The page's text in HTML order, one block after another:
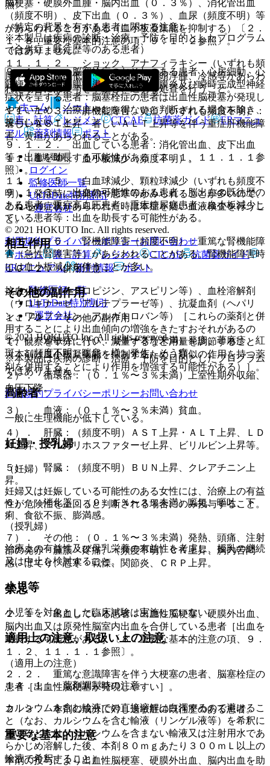
照〕。
（特定の背景を有する患者に関する注意）
（合併症・既往歴等のある患者）
９．１．１． 脳塞栓症のおそれのある患者：心房細動、心
筋梗塞、心臓弁膜疾患、感染性心内膜炎及び瞬時完成型神経
症状を呈する患者：脳塞栓症の患者は出血性脳梗塞が発現し
やすいため、治療上やむを得ないと判断される場合を除き、
投与しないこと。
９．１．２． 出血している患者：消化管出血、皮下出血
等：出血を助長する可能性がある〔２．１、１１．１．１参
照〕。
９．１．３． 出血の可能性のある患者：脳出血の既往歴の
ある患者、重症高血圧患者、重症糖尿病患者、血小板減少し
ている患者等：出血を助長する可能性がある。
相互作用
１０．２． 併用注意：
抗血小板剤（チクロピジン、アスピリン等）、血栓溶解剤
（ウロキナーゼ、アルテプラーゼ等）、抗凝血剤（ヘパリ
ン、ワルファリン、アルガトロバン等）［これらの薬剤と併
用することにより出血傾向の増強をきたすおそれがあるの
で、観察を十分に行い、減量するなど用量を調節すること
（本剤は血小板凝集能を抑制するため、類似の作用を持つ薬
剤を併用することにより作用を増強する可能性がある）］。
高齢者
一般に生理機能が低下している。
妊婦・授乳婦
（妊婦）
妊婦又は妊娠している可能性のある女性には、治療上の有益
性が危険性を上回ると判断される場合にのみ投与すること。
（授乳婦）
治療上の有益性及び母乳栄養の有益性を考慮し、授乳の継続
又は中止を検討すること。
小児等
小児等を対象とした臨床試験は実施していない。
適用上の注意、取扱い上の注意
（適用上の注意）
１４．１． 薬剤調製時の注意
カルシウムを含む輸液での直接溶解は白濁するので避けるこ
と（なお、カルシウムを含む輸液（リンゲル液等）を希釈に
用いるときは、カルシウムを含まない輸液又は注射用水であ
らかじめ溶解した後、本剤８０ｍｇあたり３００ｍＬ以上の
輸液で希釈すること）。
脳梗塞・硬膜外血腫・脳内出血（０．３％）、消化管出血
（頻度不明）、皮下出血（０．３％）、血尿（頻度不明）等
があらわれることがある（血小板凝集能を抑制する）〔２．
１、８．重要な基本的注意の項、９．１．２参照〕。
１１．１．２． ショック、アナフィラキシー（いずれも頻
度不明）：血圧低下、呼吸困難、喉頭浮腫、冷感等があらわ
れた場合には投与を中止し、適切な処置を行うこと。
１１．１．３． 肝機能障害、黄疸（いずれも頻度不明）：
著しいＡＳＴ上昇・著しいＡＬＴ上昇等を伴う重症肝機能障
害、黄疸があらわれることがある。
１１．１．４． 血小板減少（頻度不明）。
１１．１．５． 白血球減少、顆粒球減少（いずれも頻度不
明）：発症時には発熱や悪寒等がみられることが多いので、
これらの症状があらわれた時は本症を疑い血液検査を行うこ
と。
１１．１．６． 腎機能障害（頻度不明）：重篤な腎機能障
害（急性腎障害等）があらわれることがある。腎機能障害時
には血小板減少を伴うことが多い。
その他の副作用
１１．２． その他の副作用
１）． 過敏症：（０．１％〜３％未満）発疹、蕁麻疹、紅
斑、（頻度不明）喘息＜様＞発作、そう痒。
２）． 循環器：（０．１％〜３％未満）上室性期外収縮、
血圧下降。
３）． 血液：（０．１％〜３％未満）貧血。
４）． 肝臓：（頻度不明）ＡＳＴ上昇・ＡＬＴ上昇、ＬＤ
Ｈ上昇、アルカリホスファターゼ上昇、ビリルビン上昇等。
５）． 腎臓：（頻度不明）ＢＵＮ上昇、クレアチニン上
昇。
６）． 消化器：（０．１％〜３％未満）嘔気、嘔吐、下
痢、食欲不振、膨満感。
７）． その他：（０．１％〜３％未満）発熱、頭痛、注射
部の発赤・腫脹・疼痛、（頻度不明）ＣＫ上昇、胸内苦悶
感、ほてり、悪寒・戦慄、関節炎、ＣＲＰ上昇。
禁忌
２．１． 出血している患者：出血性脳梗塞、硬膜外出血、
脳内出血又は原発性脳室内出血を合併している患者［出血を
助長する可能性がある］〔８．重要な基本的注意の項、９．
１．２、１１．１．１参照〕。
２．２． 重篤な意識障害を伴う大梗塞の患者、脳塞栓症の
患者［出血性脳梗塞が発現しやすい］。
２．３． 本剤の成分に対し過敏症の既往歴のある患者。
重要な基本的注意
本剤の投与により出血性脳梗塞、硬膜外出血、脳内出血を助
※本製品は疾病の診断・治療・予防を目的としたプログラム
ではありません。
ホーム
ノート
表・計算
レジメン CTCAE 抗菌薬ガイド
ERマニュ
アル
薬剤情報 ポスト
新規登録
ログイン
監修医師一覧
UpToDate特別割引
運営会社
© 2021 HOKUTO Inc. All rights reserved.
利用規約プライバシーポリシーお問い合わせ
ホーム
表・計算 レジメン CTCAE
抗菌薬ガイド
ERマニュアル
薬剤情報 ポスト
監修医師一覧
UpToDate特別割引
運営会社
© 2021 HOKUTO Inc. All rights reserved.
※本製品は疾病の診断・治療・予防を目的としたプログラム
ではありません。
利用規約プライバシーポリシーお問い合わせ